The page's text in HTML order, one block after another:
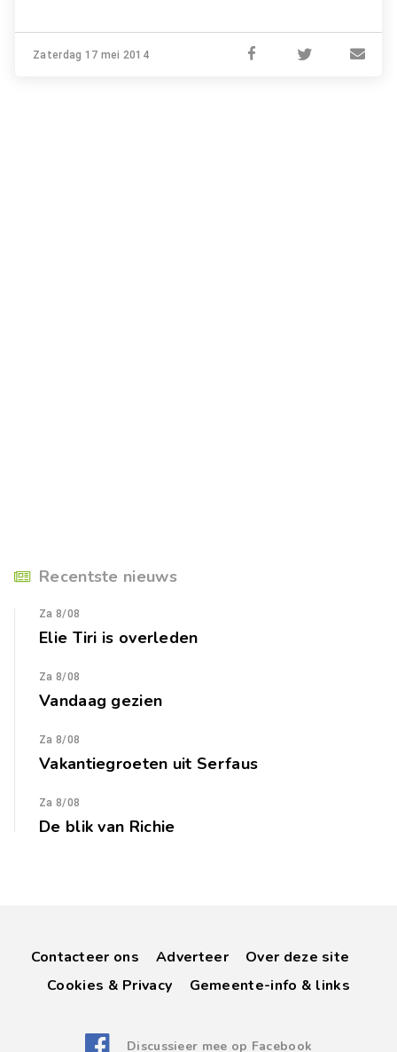
Zaterdag 17 mei 2014
Recentste nieuws
Za 8/08
Elie Tiri is overleden
Za 8/08
Vandaag gezien
Za 8/08
Vakantiegroeten uit Serfaus
Za 8/08
De blik van Richie
Contacteer ons Adverteer
Over deze site
Cookies & Privacy
Gemeente-info & links
Discussieer mee op Facebook